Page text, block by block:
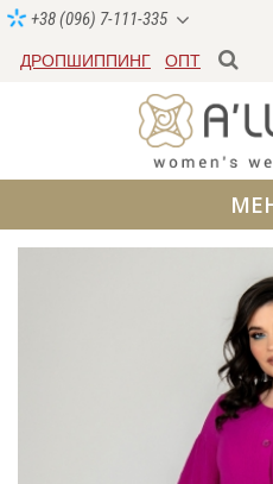
+38 (096) 7-111-335
ДРОПШИППИНГ ОПТ